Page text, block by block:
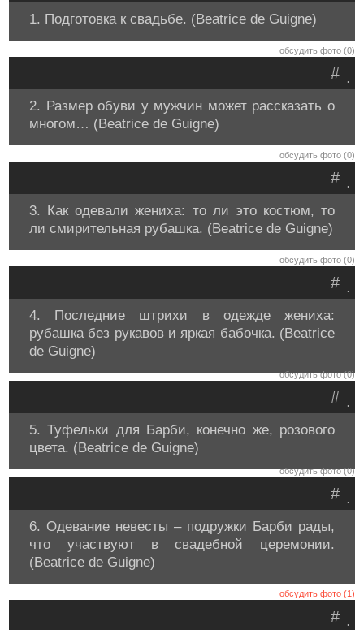
1. Подготовка к свадьбе. (Beatrice de Guigne)
обсудить фото (0)
.
#
2. Размер обуви у мужчин может рассказать о
многом… (Beatrice de Guigne)
обсудить фото (0)
.
#
3. Как одевали жениха: то ли это костюм, то
ли смирительная рубашка. (Beatrice de Guigne)
обсудить фото (0)
.
#
4. Последние штрихи в одежде жениха:
рубашка без рукавов и яркая бабочка. (Beatrice
de Guigne)
обсудить фото (0)
.
#
5. Туфельки для Барби, конечно же, розового
цвета. (Beatrice de Guigne)
обсудить фото (0)
.
#
6. Одевание невесты – подружки Барби рады,
что участвуют в свадебной церемонии.
(Beatrice de Guigne)
обсудить фото (1)
.
#